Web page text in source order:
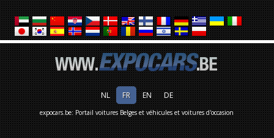
NL FR EN DE
expocars.be: Portail voitures Belges et véhicules et voitures d'occasion